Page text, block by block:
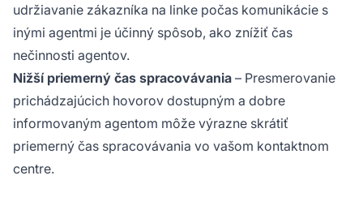
udržiavanie zákazníka na linke počas komunikácie s
inými agentmi je účinný spôsob, ako znížiť čas
nečinnosti agentov.
Nižší priemerný čas spracovávania – Presmerovanie
prichádzajúcich hovorov dostupným a dobre
informovaným agentom môže výrazne skrátiť
priemerný čas spracovávania vo vašom kontaktnom
centre.